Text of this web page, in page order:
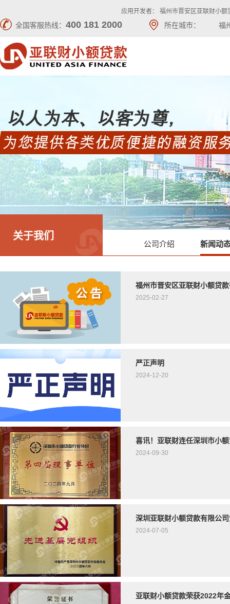
应用开发者： 福州市晋安区亚联财小
全国客服热线： 400 181 2000 所在城市： 福
关于我们
公司介绍 新闻动
福州市晋安区亚联财小额贷
2025-02-27
严正声明
2024-12-20
喜讯！亚联财连任深圳市小
2024-09-30
深圳亚联财小额贷款有限公
2024-07-05
亚联财小额贷款荣获2022年